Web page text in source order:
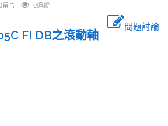
留言 0追蹤
問題討論
FI DB之滾動軸